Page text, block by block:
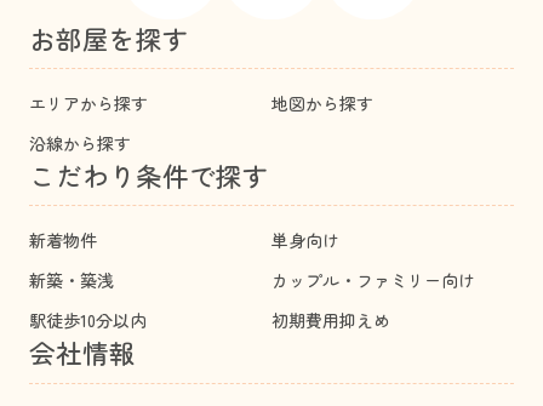
お部屋を探す
エリアから探す
地図から探す
沿線から探す
こだわり条件で探す
新着物件
単身向け
新築・築浅
カップル・ファミリー向け
駅徒歩10分以内
初期費用抑えめ
会社情報